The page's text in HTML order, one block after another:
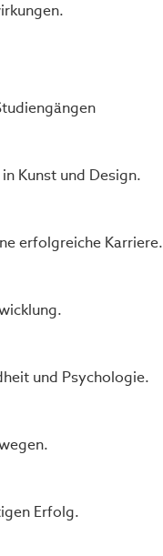
Kunst und Design.
erfolgreiche Karriere.
und Psychologie.
Erfolg.